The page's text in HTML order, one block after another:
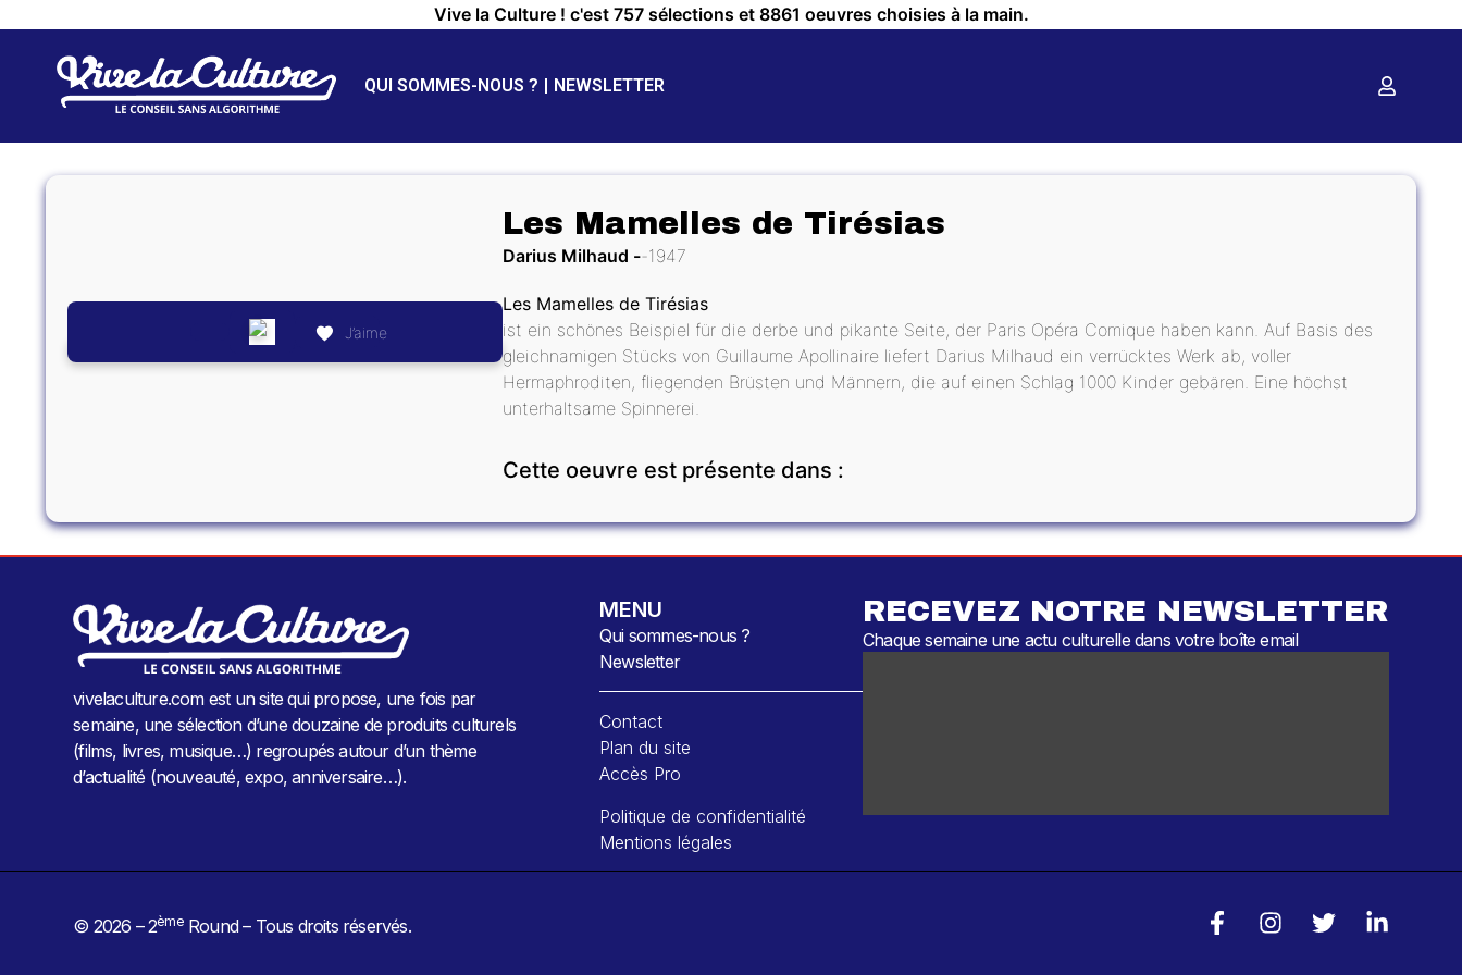
Vive la Culture ! c'est 757 sélections et 8861 oeuvres choisies à la main.
QUI SOMMES-NOUS ? NEWSLETTER
J’aime
Les Mamelles de Tirésias
Darius Milhaud 1947
Les Mamelles de Tirésias
ist ein schönes Beispiel für die derbe und pikante Seite, der Paris Opéra Comique haben kann. Auf Basis des
gleichnamigen Stücks von Guillaume Apollinaire liefert Darius Milhaud ein verrücktes Werk ab, voller
Hermaphroditen, fliegenden Brüsten und Männern, die auf einen Schlag 1000 Kinder gebären. Eine höchst
unterhaltsame Spinnerei.
Cette oeuvre est présente dans :
vivelaculture.com est un site qui propose, une fois par
semaine, une sélection d’une douzaine de produits culturels
(films, livres, musique…) regroupés autour d’un thème
d’actualité (nouveauté, expo, anniversaire…).
MENU
Qui sommes-nous ?
Newsletter
Contact
Plan du site
Accès Pro
Politique de confidentialité
Mentions légales
RECEVEZ NOTRE NEWSLETTER
Chaque semaine une actu culturelle dans votre boîte email
© 2026 – 2èmeRound – Tous droits réservés.